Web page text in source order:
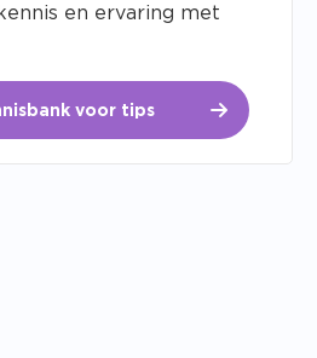
en ervaring met
voor tips